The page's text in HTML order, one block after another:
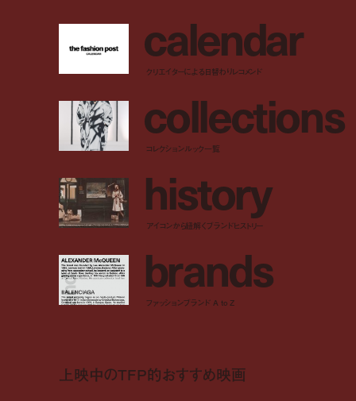
calendar
クリエイターによる日替わりレコメンド
collections
コレクションルック一覧
history
アイコンから紐解くブランドヒストリー
brands
ファッションブランド A to Z
上映中のTFP的おすすめ映画